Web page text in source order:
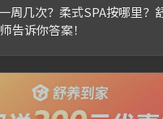
周几次？柔式SPA按哪里？
告诉你答案！